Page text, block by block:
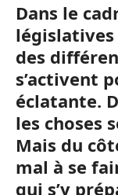
Dans le
législatives
des
s’activent
éclatante.
les choses
Mais du
mal à se
qui s’y